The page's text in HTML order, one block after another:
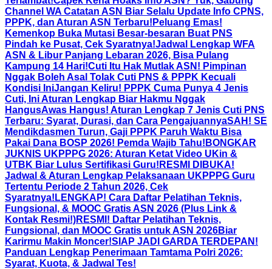
Channel WA Catatan ASN Biar Selalu Update Info CPNS,
PPPK, dan Aturan ASN Terbaru! Peluang Emas!
Kemenkop Buka Mutasi Besar-besaran Buat PNS
Pindah ke Pusat, Cek Syaratnya!Jadwal Lengkap WFA
ASN & Libur Panjang Lebaran 2026, Bisa Pulang
Kampung 14 Hari!Cuti Itu Hak Mutlak ASN! Pimpinan
Nggak Boleh Asal Tolak Cuti PNS & PPPK Kecuali
Kondisi IniJangan Keliru! PPPK Cuma Punya 4 Jenis
Cuti, Ini Aturan Lengkap Biar Hakmu Nggak
HangusAwas Hangus! Aturan Lengkap 7 Jenis Cuti PNS
Terbaru: Syarat, Durasi, dan Cara PengajuannyaSAH! SE
Mendikdasmen Turun, Gaji PPPK Paruh Waktu Bisa
Pakai Dana BOSP 2026! Pemda Wajib Tahu! BONGKAR
JUKNIS UKPPPG 2026: Aturan Ketat Video UKin &
UTBK Biar Lulus Sertifikasi Guru! RESMI DIBUKA!
Jadwal & Aturan Lengkap Pelaksanaan UKPPPG Guru
Tertentu Periode 2 Tahun 2026, Cek
Syaratnya! LENGKAP! Cara Daftar Pelatihan Teknis,
Fungsional, & MOOC Gratis ASN 2026 (Plus Link &
Kontak Resmi!)RESMI! Daftar Pelatihan Teknis,
Fungsional, dan MOOC Gratis untuk ASN 2026Biar
Karirmu Makin Moncer!SIAP JADI GARDA TERDEPAN!
Panduan Lengkap Penerimaan Tamtama Polri 2026:
Syarat, Kuota, & Jadwal Tes!